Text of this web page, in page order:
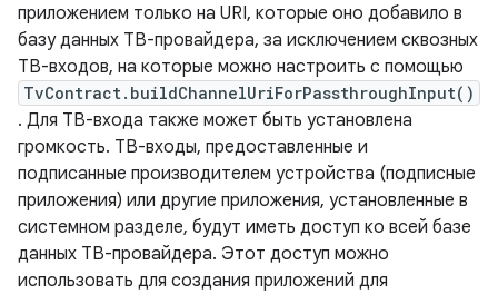
приложением только на URI, которые оно добавило в
базу данных ТВ-провайдера, за исключением сквозных
ТВ-входов, на которые можно настроить с помощью
TvContract.buildChannelUriForPassthroughInput()
. Для ТВ-входа также может быть установлена ​​
громкость. ТВ-входы, предоставленные и
подписанные производителем устройства (подписные
приложения) или другие приложения, установленные в
системном разделе, будут иметь доступ ко всей базе
данных ТВ-провайдера. Этот доступ можно
использовать для создания приложений для